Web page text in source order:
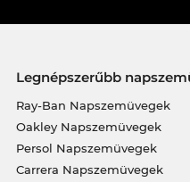
Legnépszerűbb
Ray-Ban Napszemüvegek
Oakley Napszemüvegek
Persol Napszemüvegek
Carrera Napszemüvegek